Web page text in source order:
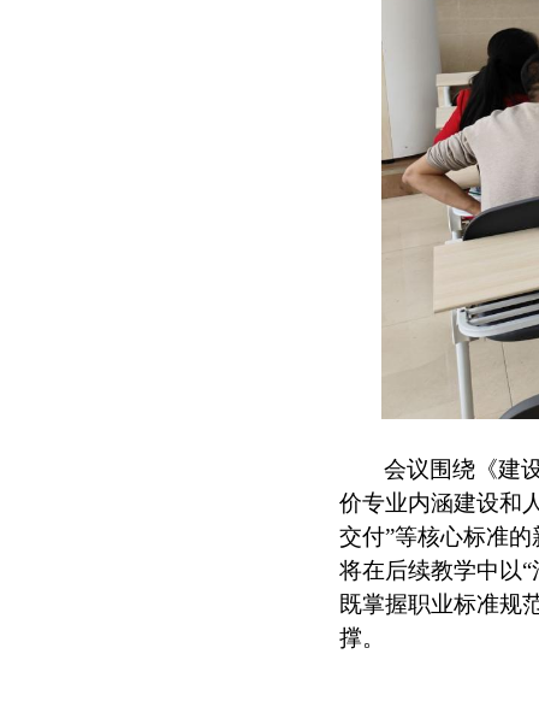
会议围绕《建
价专业内涵建设和
交付”等核心标准
将在后续教学中以
既掌握职业标准规
撑。